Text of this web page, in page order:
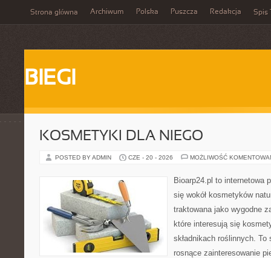
Strona główna Archiwum Polska Puszcza Redakcja Spis
BIEGI
KOSMETYKI DLA NIEGO
POSTED BY ADMIN CZE - 20 - 2026 MOŻLIWOŚĆ
Bioarp24.pl to internetowa
się wokół kosmetyków
traktowana jako wygodne
które interesują się
składnikach roślinnych.
rosnące zainteresowanie